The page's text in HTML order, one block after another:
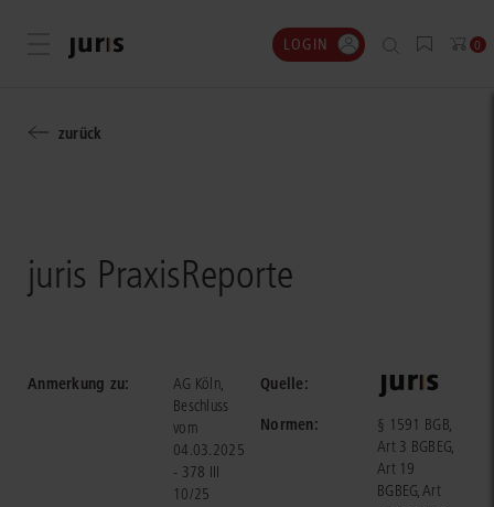
Menü öffnen LOGIN 0
zurück
juris PraxisReporte
Anmerkung zu:
AG Köln,
Beschluss
vom
04.03.2025
- 378 III
10/25
Quelle:
Normen:
§ 1591 BGB,
Art 3 BGBEG,
Art 19
BGBEG, Art